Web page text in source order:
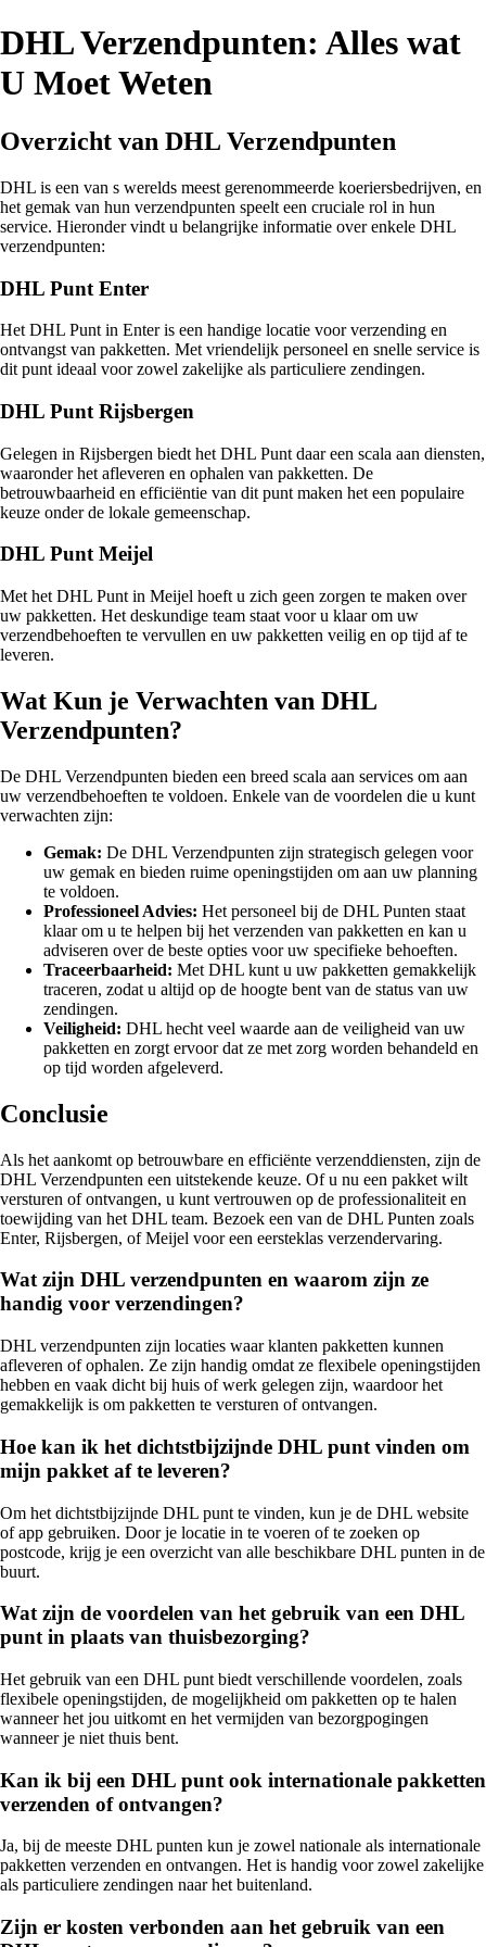
DHL Verzendpunten: Alles wat
U Moet Weten
Overzicht van DHL Verzendpunten
DHL is een van s werelds meest gerenommeerde koeriersbedrijven, en
het gemak van hun verzendpunten speelt een cruciale rol in hun
service. Hieronder vindt u belangrijke informatie over enkele DHL
verzendpunten:
DHL Punt Enter
Het DHL Punt in Enter is een handige locatie voor verzending en
ontvangst van pakketten. Met vriendelijk personeel en snelle service is
dit punt ideaal voor zowel zakelijke als particuliere zendingen.
DHL Punt Rijsbergen
Gelegen in Rijsbergen biedt het DHL Punt daar een scala aan diensten,
waaronder het afleveren en ophalen van pakketten. De
betrouwbaarheid en efficiëntie van dit punt maken het een populaire
keuze onder de lokale gemeenschap.
DHL Punt Meijel
Met het DHL Punt in Meijel hoeft u zich geen zorgen te maken over
uw pakketten. Het deskundige team staat voor u klaar om uw
verzendbehoeften te vervullen en uw pakketten veilig en op tijd af te
leveren.
Wat Kun je Verwachten van DHL
Verzendpunten?
De DHL Verzendpunten bieden een breed scala aan services om aan
uw verzendbehoeften te voldoen. Enkele van de voordelen die u kunt
verwachten zijn:
Gemak: De DHL Verzendpunten zijn strategisch gelegen voor
uw gemak en bieden ruime openingstijden om aan uw planning
te voldoen.
Professioneel Advies: Het personeel bij de DHL Punten staat
klaar om u te helpen bij het verzenden van pakketten en kan u
adviseren over de beste opties voor uw specifieke behoeften.
Traceerbaarheid: Met DHL kunt u uw pakketten gemakkelijk
traceren, zodat u altijd op de hoogte bent van de status van uw
zendingen.
Veiligheid: DHL hecht veel waarde aan de veiligheid van uw
pakketten en zorgt ervoor dat ze met zorg worden behandeld en
op tijd worden afgeleverd.
Conclusie
Als het aankomt op betrouwbare en efficiënte verzenddiensten, zijn de
DHL Verzendpunten een uitstekende keuze. Of u nu een pakket wilt
versturen of ontvangen, u kunt vertrouwen op de professionaliteit en
toewijding van het DHL team. Bezoek een van de DHL Punten zoals
Enter, Rijsbergen, of Meijel voor een eersteklas verzendervaring.
Wat zijn DHL verzendpunten en waarom zijn ze
handig voor verzendingen?
DHL verzendpunten zijn locaties waar klanten pakketten kunnen
afleveren of ophalen. Ze zijn handig omdat ze flexibele openingstijden
hebben en vaak dicht bij huis of werk gelegen zijn, waardoor het
gemakkelijk is om pakketten te versturen of ontvangen.
Hoe kan ik het dichtstbijzijnde DHL punt vinden om
mijn pakket af te leveren?
Om het dichtstbijzijnde DHL punt te vinden, kun je de DHL website
of app gebruiken. Door je locatie in te voeren of te zoeken op
postcode, krijg je een overzicht van alle beschikbare DHL punten in de
buurt.
Wat zijn de voordelen van het gebruik van een DHL
punt in plaats van thuisbezorging?
Het gebruik van een DHL punt biedt verschillende voordelen, zoals
flexibele openingstijden, de mogelijkheid om pakketten op te halen
wanneer het jou uitkomt en het vermijden van bezorgpogingen
wanneer je niet thuis bent.
Kan ik bij een DHL punt ook internationale pakketten
verzenden of ontvangen?
Ja, bij de meeste DHL punten kun je zowel nationale als internationale
pakketten verzenden en ontvangen. Het is handig voor zowel zakelijke
als particuliere zendingen naar het buitenland.
Zijn er kosten verbonden aan het gebruik van een